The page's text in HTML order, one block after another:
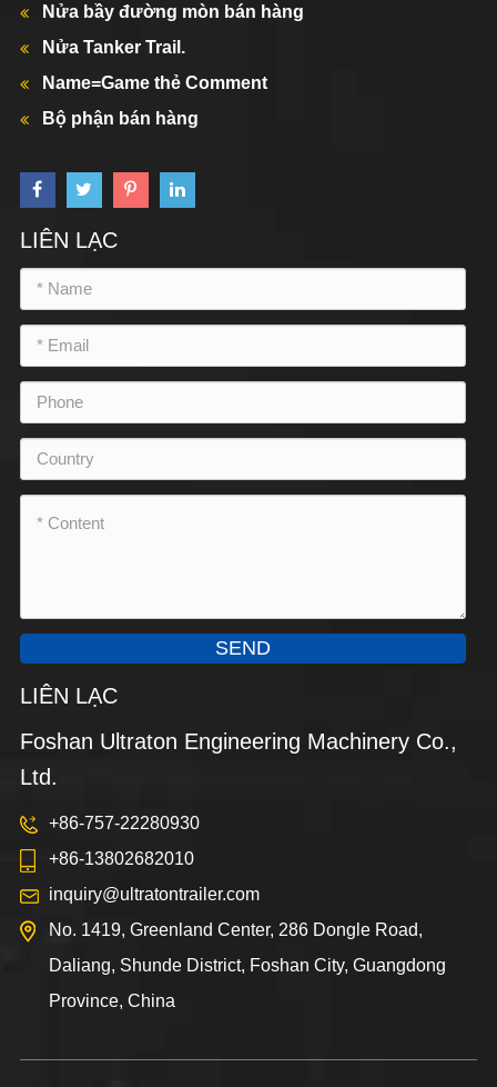
Nửa bầy đường mòn bán hàng
Nửa Tanker Trail.
Name=Game thẻ Comment
Bộ phận bán hàng
LIÊN LẠC
SEND
LIÊN LẠC
Foshan Ultraton Engineering Machinery Co.,
Ltd.
+86-757-22280930
+86-13802682010
inquiry@ultratontrailer.com
No. 1419, Greenland Center, 286 Dongle Road,
Daliang, Shunde District, Foshan City, Guangdong
Province, China